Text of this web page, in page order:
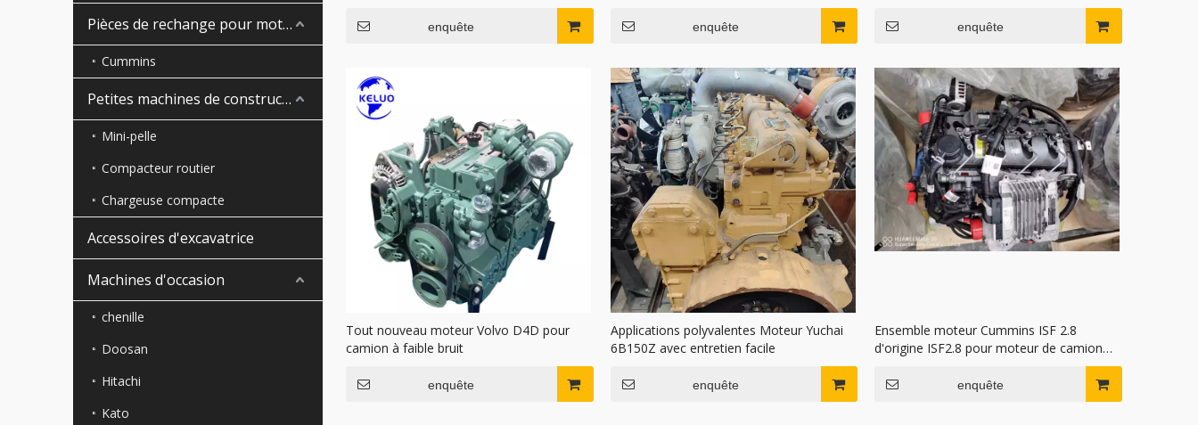
Pièces de rechange pour moteur
Cummins
Petites machines de construction
Mini-pelle
Compacteur routier
Chargeuse compacte
Accessoires d'excavatrice
Machines d'occasion
chenille
Doosan
Hitachi
Kato
enquête enquête enquête
Tout nouveau moteur Volvo D4D pour
camion à faible bruit
enquête
Applications polyvalentes Moteur Yuchai
6B150Z avec entretien facile
enquête
Ensemble moteur Cummins ISF 2.8
d'origine ISF2.8 pour moteur de camion
enquête